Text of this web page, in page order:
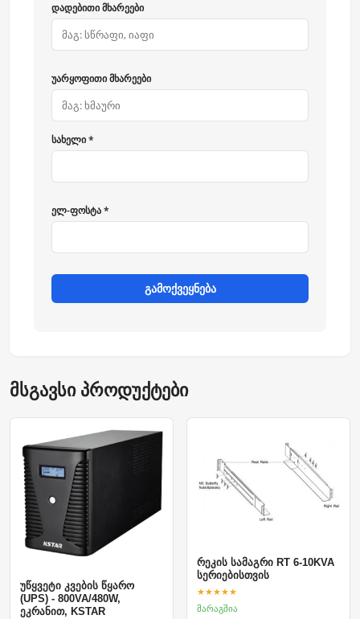
დადებითი მხარეები
უარყოფითი მხარეები
სახელი *
ელ-ფოსტა *
გამოქვეყნება
მსგავსი პროდუქტები
უწყვეტი კვების წყარო
(UPS) - 800VA/480W,
ეკრანით, KSTAR
რეკის სამაგრი RT 6-10KVA
სერიებისთვის
★★★★★
მარაგშია